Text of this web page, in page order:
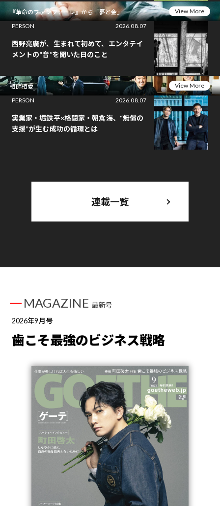
『革命のファンファーレ』から『夢と金』
View More
PERSON
2026.08.07
西野亮廣が、生まれて初めて、エンタテイ
メントの“音”を聞いた日のこと
相師相愛
View More
PERSON
2026.08.07
実業家・堀鉄平×格闘家・朝倉海、“無償の
支援”が生む成功の循環とは
連載一覧
MAGAZINE 最新号
2026年9月号
歯こそ最強のビジネス戦略